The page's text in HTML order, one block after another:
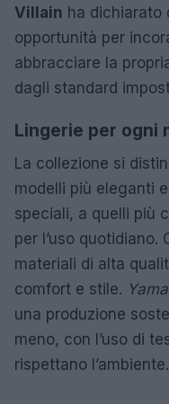
Villain ha dichiarato
opportunità per
abbracciare la
dagli standard
Lingerie per ogni
La collezione si
modelli più eleganti
speciali, a quelli più
per l’uso
materiali di alta
comfort e stile.
una produzione
meno, con l’uso di
rispettano l’ambiente.